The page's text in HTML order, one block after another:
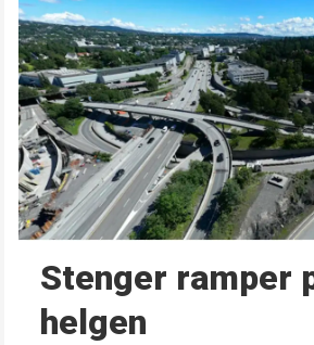
Stenger ramper
helgen